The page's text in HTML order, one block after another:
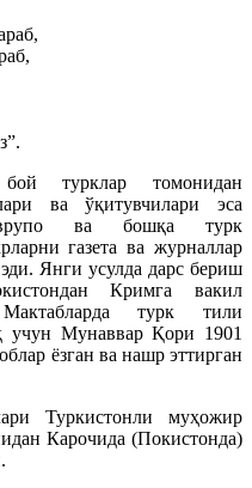
турклар томонидан
ва ўқитувчилари эса
ва бошқа турк
газета ва журналлар
Янги усулда дарс бериш
Кримга вакил
турк тили
учун Мунаввар Қори 1901
ёзган ва нашр эттирган
Туркистонли муҳожир
Карочида (Покистонда)